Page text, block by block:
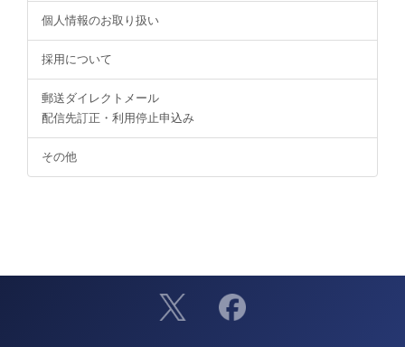
個人情報のお取り扱い
採用について
郵送ダイレクトメール
配信先訂正・利用停止申込み
その他